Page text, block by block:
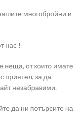
многобройни и
нас !
неща, от които имате
приятел, за да
незабравими.
да ни потърсите на